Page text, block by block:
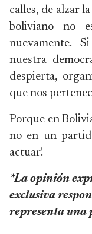
calles, de alzar
boliviano no
nuevamente.
nuestra
despierta,
que nos
Porque en
no en un
actuar!
*La opinión
exclusiva
representa una